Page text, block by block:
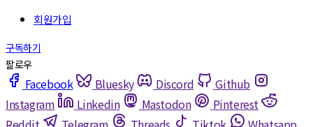
Facebook Bluesky Discord
Github
Instagram
Linkedin Mastodon
Pinterest